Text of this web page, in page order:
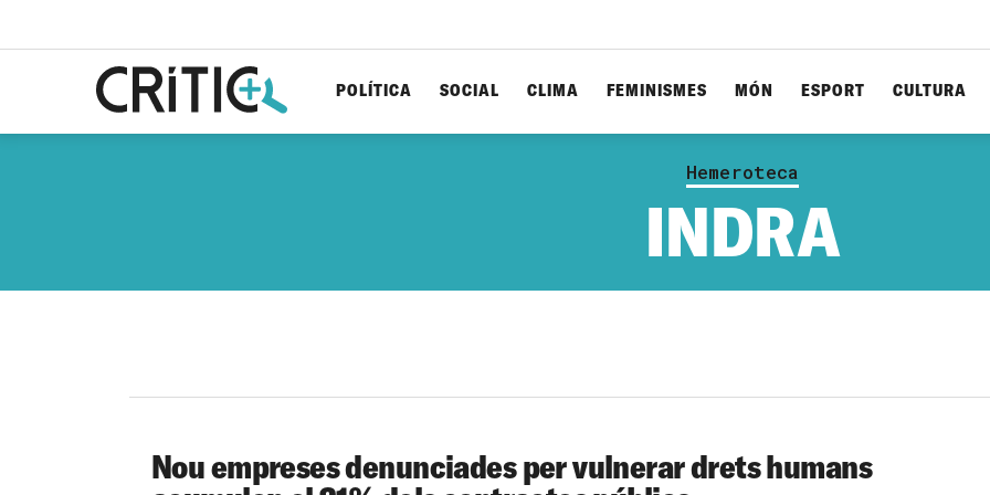
POLÍTICA SOCIAL CLIMA FEMINISMES MÓN ESPORT CULTURA
Hemeroteca
INDRA
Nou empreses denunciades per vulnerar drets humans